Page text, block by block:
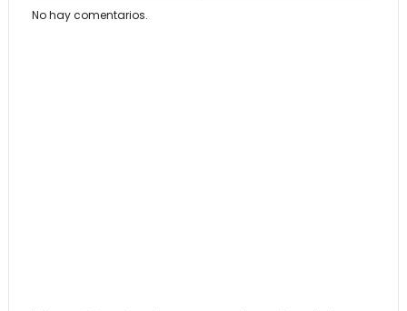
No hay comentarios.